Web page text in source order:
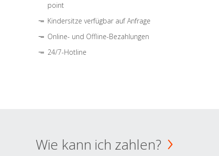
point
Kindersitze verfügbar auf Anfrage
Online- und Offline-Bezahlungen
24/7-Hotline
Wie kann ich zahlen?